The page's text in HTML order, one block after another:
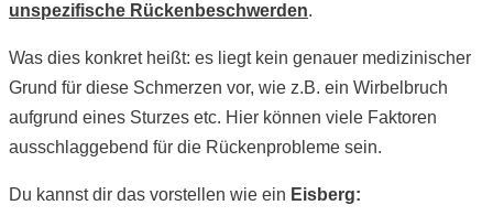
unspezifische Rückenbeschwerden.
Was dies konkret heißt: es liegt kein genauer medizinischer
Grund für diese Schmerzen vor, wie z.B. ein Wirbelbruch
aufgrund eines Sturzes etc. Hier können viele Faktoren
ausschlaggebend für die Rückenprobleme sein.
Du kannst dir das vorstellen wie ein Eisberg: